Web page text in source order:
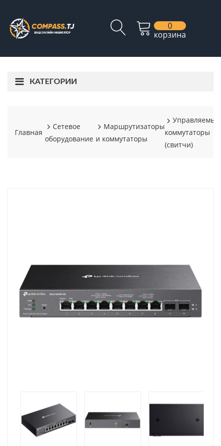
0
корзина
КАТЕГОРИИ
Главная
Сетевое
оборудование
Маршрутизаторы
и коммутаторы
Управляемые
коммутаторы
(свитчи)